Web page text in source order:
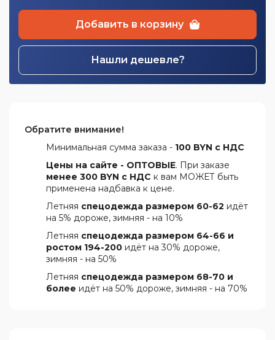
Добавить в корзину
Нашли дешевле?
Обратите внимание!
Минимальная сумма заказа - 100 BYN с НДС
Цены на сайте - ОПТОВЫЕ. При заказе
менее 300 BYN с НДС к вам МОЖЕТ быть
применена надбавка к цене.
Летняя спецодежда размером 60-62 идёт
на 5% дороже, зимняя - на 10%
Летняя спецодежда размером 64-66 и
ростом 194-200 идёт на 30% дороже,
зимняя - на 50%
Летняя спецодежда размером 68-70 и
более идёт на 50% дороже, зимняя - на 70%